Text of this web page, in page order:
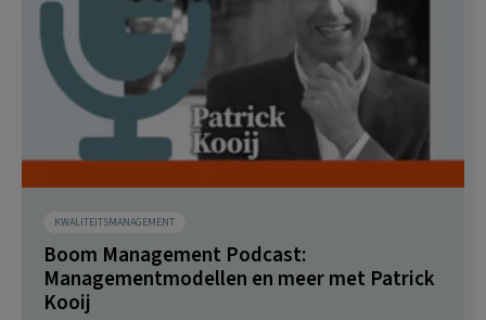
KWALITEITSMANAGEMENT
Boom Management Podcast:
Managementmodellen en meer met Patrick
Kooij